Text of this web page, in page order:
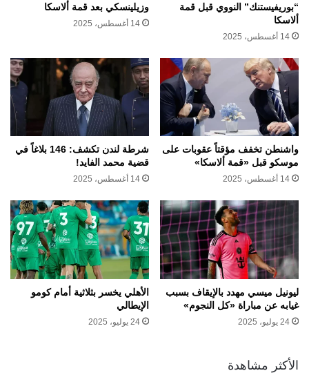
“بوريفيستنك” النووي قبل قمة
ألاسكا
14 أغسطس، 2025
وزيلينسكي بعد قمة ألاسكا
14 أغسطس، 2025
واشنطن تخفف مؤقتاً عقوبات على
موسكو قبل «قمة ألاسكا»
14 أغسطس، 2025
شرطة لندن تكشف: 146 بلاغاً في
قضية محمد الفايد!
14 أغسطس، 2025
ليونيل ميسي مهدد بالإيقاف بسبب
غيابه عن مباراة «كل النجوم»
24 يوليو، 2025
الأهلي يخسر بثلاثية أمام كومو
الإيطالي
24 يوليو، 2025
الأكثر مشاهدة